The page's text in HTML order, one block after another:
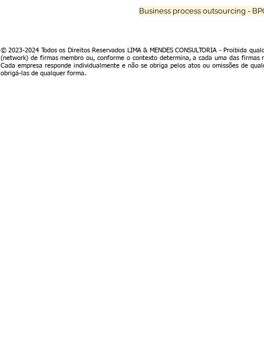
Business process outsourcing -
© 2023-2024 Todos os Direitos Reservados LIMA & MENDES CONSULTORIA - Proibida
(network) de firmas membro ou, conforme o contexto determina, a cada uma das
Cada empresa responde individualmente e não se obriga pelos atos ou omissões de
obrigá-las de qualquer forma.